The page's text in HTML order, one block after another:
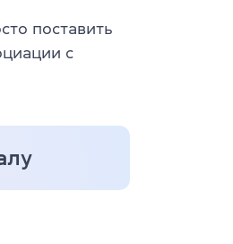
поставить
с